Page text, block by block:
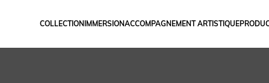
COLLECTION IMMERSIONACCOMPAGNEMENT ARTISTIQUE